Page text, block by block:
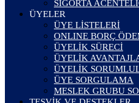
SİGORTA
ÜYELER
ÜYE LİSTELERİ
ONLINE BORÇ
ÜYELİK SÜRECİ
ÜYELİK
ÜYELİK
ÜYE SORGULAMA
MESLEK GRUBU